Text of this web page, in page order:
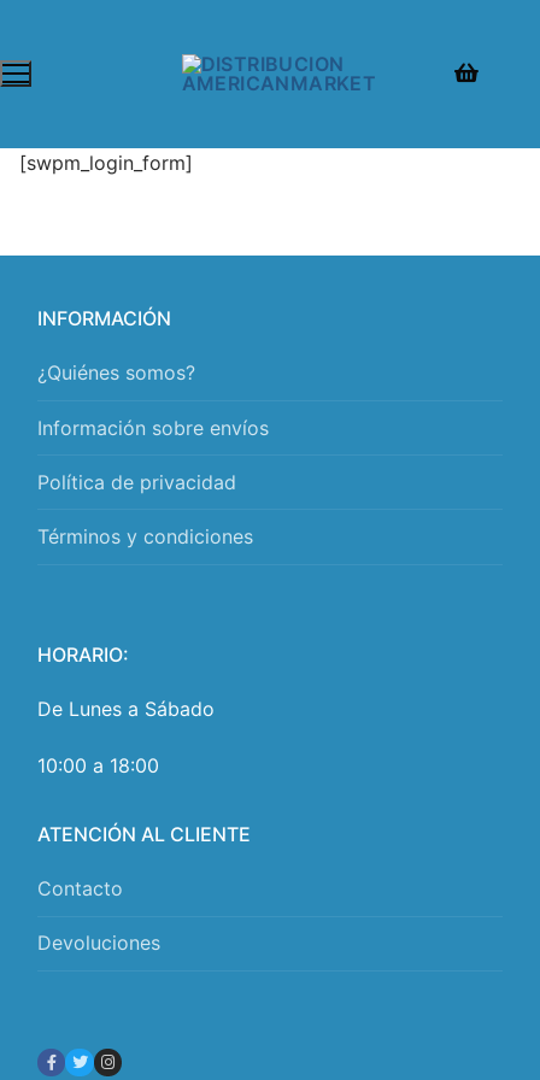
[swpm_login_form]
INFORMACIÓN
¿Quiénes somos?
Información sobre envíos
Política de privacidad
Términos y condiciones
HORARIO:
De Lunes a Sábado
10:00 a 18:00
ATENCIÓN AL CLIENTE
Contacto
Devoluciones